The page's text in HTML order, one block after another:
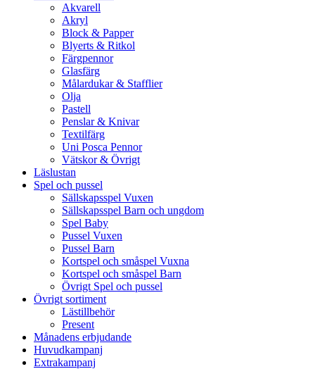
Akvarell
Akryl
Block & Papper
Blyerts & Ritkol
Färgpennor
Glasfärg
Målardukar & Stafflier
Olja
Pastell
Penslar & Knivar
Textilfärg
Uni Posca Pennor
Vätskor & Övrigt
Läslustan
Spel och pussel
Sällskapsspel Vuxen
Sällskapsspel Barn och ungdom
Spel Baby
Pussel Vuxen
Pussel Barn
Kortspel och småspel Vuxna
Kortspel och småspel Barn
Övrigt Spel och pussel
Övrigt sortiment
Lästillbehör
Present
Månadens erbjudande
Huvudkampanj
Extrakampanj